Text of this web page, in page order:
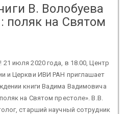
В. Волобуева
поляк на Святом
июля 2020 года, в 18.00, Центр
и Церкви ИВИ РАН приглашает
книги Вадима Вадимовича
на Святом престоле». В.В.
старший научный сотрудник